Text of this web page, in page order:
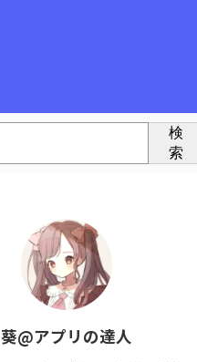
検
索
葵@アプリの達人